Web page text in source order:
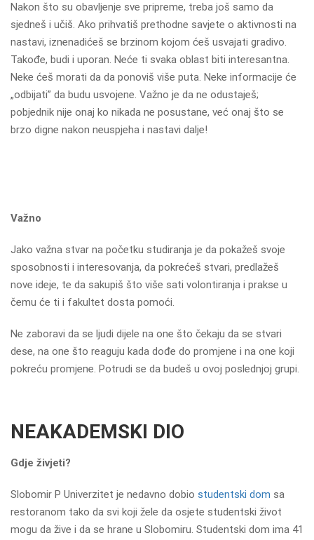
Nakon što su obavljenje sve pripreme, treba još samo da
sjedneš i učiš. Ako prihvatiš prethodne savjete o aktivnosti na
nastavi, iznenadićeš se brzinom kojom ćeš usvajati gradivo.
Takođe, budi i uporan. Neće ti svaka oblast biti interesantna.
Neke ćeš morati da da ponoviš više puta. Neke informacije će
„odbijati” da budu usvojene. Važno je da ne odustaješ;
pobjednik nije onaj ko nikada ne posustane, već onaj što se
brzo digne nakon neuspjeha i nastavi dalje!
Važno
Jako važna stvar na početku studiranja je da pokažeš svoje
sposobnosti i interesovanja, da pokrećeš stvari, predlažeš
nove ideje, te da sakupiš što više sati volontiranja i prakse u
čemu će ti i fakultet dosta pomoći.
Ne zaboravi da se ljudi dijele na one što čekaju da se stvari
dese, na one što reaguju kada dođe do promjene i na one koji
pokreću promjene. Potrudi se da budeš u ovoj poslednjoj grupi.
NEAKADEMSKI DIO
Gdje živjeti?
Slobomir P Univerzitet je nedavno dobio studentski dom sa
restoranom tako da svi koji žele da osjete studentski život
mogu da žive i da se hrane u Slobomiru. Studentski dom ima 41